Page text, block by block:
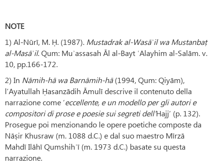
NOTE
1) Al-Nūrī, M. Ḥ. (1987). Mustadrak al-Wasāʾil wa Mustanbaṭ
al-Masāʾil. Qum: Muʾassasah Āl al-Bayt ʿAlayhim al-Salām. v.
10, pp.166-172.
2) In Nāmih-hā wa Barnāmih-hā(1994, Qum: Qiyām),
l’Ayatullah Ḥasanzādih Āmulī descrive il contenuto della
narrazione come ‘eccellente, e un modello per gli autori e
compositori di prose e poesie sui segreti dell’Hajj’ (p. 132).
Prosegue poi menzionando le opere poetiche composte da
Nāṣir Khusraw (m. 1088 d.C.) e dal suo maestro Mīrzā
Mahdī Ilāhī Qumshihʾī (m. 1973 d.C.) basate su questa
narrazione.